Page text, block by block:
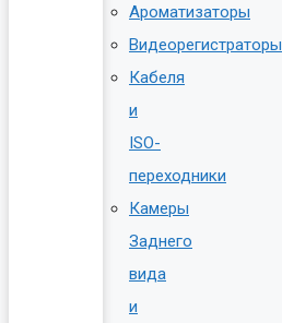
Ароматизаторы
Видеорегистраторы
Кабеля
и
ISO-
переходники
Камеры
Заднего
вида
и